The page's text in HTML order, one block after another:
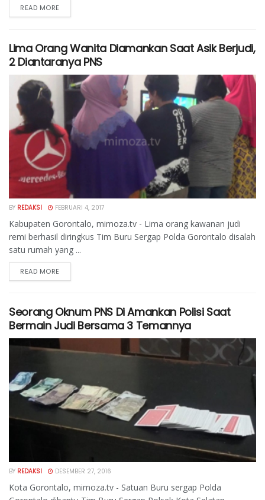
READ MORE
Lima Orang Wanita Diamankan Saat Asik Berjudi,
2 Diantaranya PNS
BY REDAKSI FEBRUARI 4, 2017
Kabupaten Gorontalo, mimoza.tv - Lima orang kawanan judi
remi berhasil diringkus Tim Buru Sergap Polda Gorontalo disalah
satu rumah yang ...
READ MORE
Seorang Oknum PNS Di Amankan Polisi Saat
Bermain Judi Bersama 3 Temannya
BY REDAKSI DESEMBER 27, 2016
Kota Gorontalo, mimoza.tv - Satuan Buru sergap Polda